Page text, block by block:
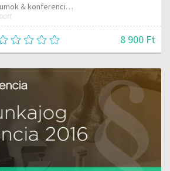
HVG szemináriumok & konferenciák
8 900 Ft